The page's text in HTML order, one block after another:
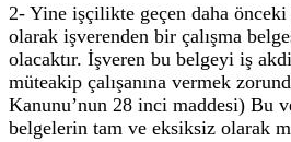
2- Yine işçilikte geçen daha önceki
olarak işverenden bir çalışma
olacaktır. İşveren bu belgeyi iş
müteakip çalışanına vermek
Kanunu’nun 28 inci maddesi) Bu
belgelerin tam ve eksiksiz olarak